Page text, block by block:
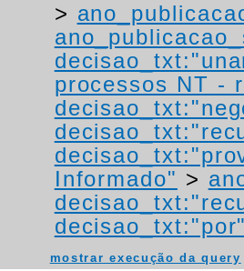
>
processos NT -
Informado" >
decisao_txt:"por"
mostrar execução da query